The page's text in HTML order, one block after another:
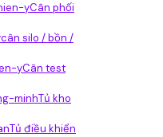
Cân phối
cân silo / bồn /
Cân test
Tủ kho
Tủ điều khiển